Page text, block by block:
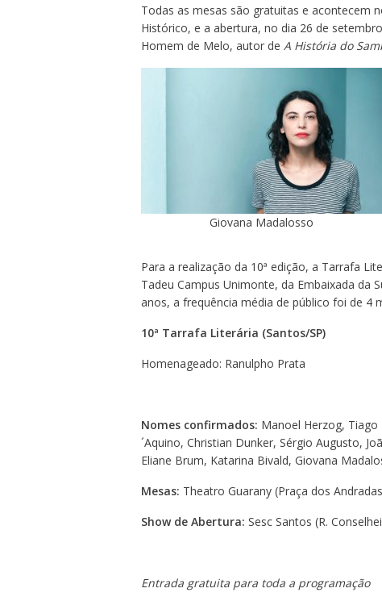
Todas as mesas são gratuitas e acontecem
Histórico, e a abertura, no dia 26 de
Homem de Melo, autor de A História do
Giovana Madalosso
Para a realização da 10ª edição, a Tarrafa
Tadeu Campus Unimonte, da Embaixada da
anos, a frequência média de público foi de 4
10ª Tarrafa Literária (Santos/SP)
Homenageado: Ranulpho Prata
Nomes confirmados: Manoel Herzog,
´Aquino, Christian Dunker, Sérgio Augusto,
Eliane Brum, Katarina Bivald, Giovana
Mesas: Theatro Guarany (Praça dos
Show de Abertura: Sesc Santos (R.
Entrada gratuita para toda a programação